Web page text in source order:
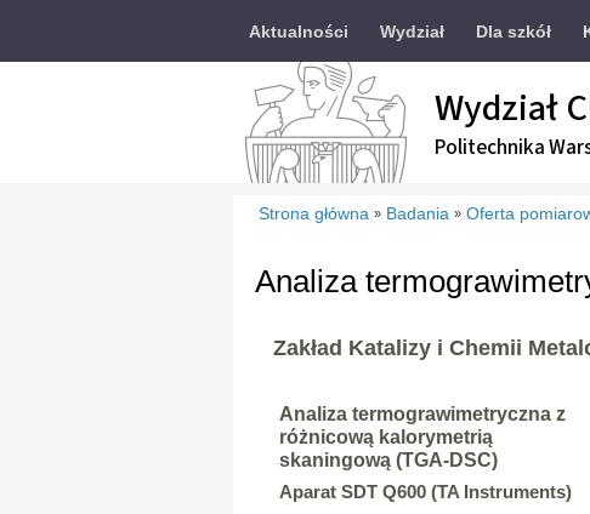
Aktualności Wydział Dla szkół
Wydział
Politechnika
Strona główna » Badania » Oferta
Analiza
Zakład Katalizy i Chemii
Analiza termograwimetryczna z
różnicową kalorymetrią
skaningową (TGA-DSC)
Aparat SDT Q600 (TA Instruments)